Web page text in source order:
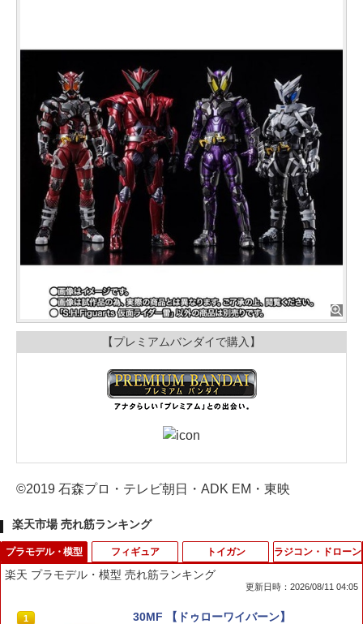
【プレミアムバンダイで購入】
©2019 石森プロ・テレビ朝日・ADK EM・東映
楽天市場 売れ筋ランキング
プラモデル・模型
楽天 プラモデル・模型 売れ筋ランキング
更新日時：2026/08/11 04:05
1 30MF 【ドゥローワイバーン】
フィギュア トイガン ラジコン・ドローン